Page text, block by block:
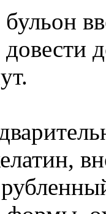
довести